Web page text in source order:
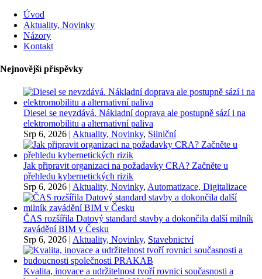
Úvod
Aktuality, Novinky
Názory
Kontakt
Nejnovější příspěvky
Diesel se nevzdává. Nákladní doprava ale postupně sází i na
elektromobilitu a alternativní paliva
Srp 6, 2026 | Aktuality, Novinky, Silniční
Jak připravit organizaci na požadavky CRA? Začněte u
přehledu kybernetických rizik
Srp 6, 2026 | Aktuality, Novinky, Automatizace, Digitalizace
ČAS rozšířila Datový standard stavby a dokončila další milník
zavádění BIM v Česku
Srp 6, 2026 | Aktuality, Novinky, Stavebnictví
Kvalita, inovace a udržitelnost tvoří rovnici současnosti a